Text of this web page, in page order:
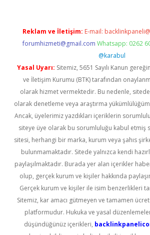
Reklam ve İletişim: E-mail:
forumhizmeti@gmail.com Whatsapp: 0262
@karabul
Yasal Uyarı: Sitemiz, 5651 Sayılı Kanun
ve İletişim Kurumu (BTK) tarafından
olarak hizmet vermektedir. Bu nedenle,
olarak denetleme veya araştırma
Ancak, üyelerimiz yazdıkları içeriklerin
siteye üye olarak bu sorumluluğu kabul etmiş
sitesi, herhangi bir marka, kurum veya şahıs
bulunmamaktadır. Sitede yalnızca kendi
paylaşılmaktadır. Burada yer alan içerikler
olup, gerçek kurum ve kişiler hakkında
Gerçek kurum ve kişiler ile isim benzerlikleri
Sitemiz, kar amacı gütmeyen ve tamamen
platformudur. Hukuka ve yasal
düşündüğünüz içerikleri,